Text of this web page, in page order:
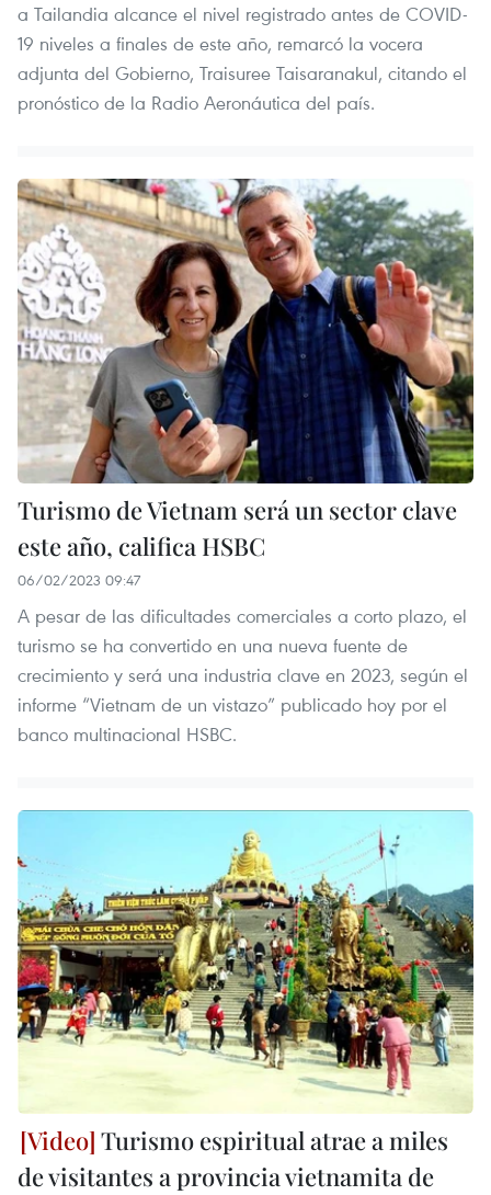
a Tailandia alcance el nivel registrado antes de COVID-
19 niveles a finales de este año, remarcó la vocera
adjunta del Gobierno, Traisuree Taisaranakul, citando el
pronóstico de la Radio Aeronáutica del país.
Turismo de Vietnam será un sector clave
este año, califica HSBC
06/02/2023 09:47
A pesar de las dificultades comerciales a corto plazo, el
turismo se ha convertido en una nueva fuente de
crecimiento y será una industria clave en 2023, según el
informe “Vietnam de un vistazo” publicado hoy por el
banco multinacional HSBC.
Turismo espiritual atrae a miles
de visitantes a provincia vietnamita de